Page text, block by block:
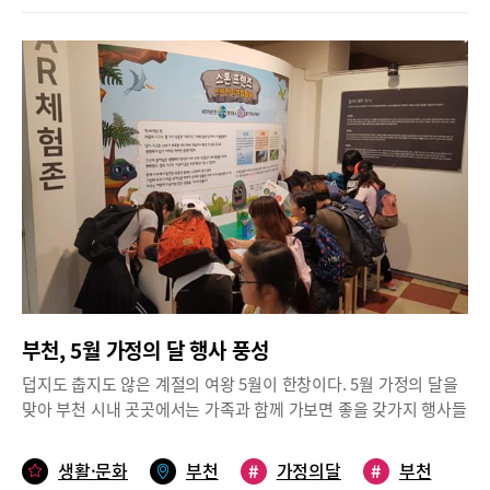
박물관 등 제주의 대표적인 관광지 코스로 이루어진 ‘제주시티투어
1일권’ 2매가 제공된다. 이와 함께 전통시장 먹거리 쇼핑, 제주 맛집
방문 시 사용할 수 있는 제주 지역 화폐 ‘탐나는전’ 1만원권 1매, 메
종 글래드 제주 로고의 메시백 1개, 그리고 프리미엄 뷔페 레스토랑
‘삼다정’ 조식 2인도 함께 제공된다.문의 064-747-5000위(WE)호
텔 제주: 부모님 힐링 여행 ‘디어 페런츠’ 패키지위(WE)호텔 제주
(제주 서귀포시)는 품격 있는 5성 호텔 서비스와 함께 WE병원의 헬
스 케어 서비스를 제공하는 프리미엄 헬스 리조트이다. 위(WE)호텔
제주(는 5월 31일까지 부모님을 위한 힐링 여행 ‘디어 페런츠(Dear.
Parents)’ 패키지를 선보인다. 이 패키지는 슈페리어룸 1박, 인터내
셔널 조식 뷔페 2인, 건강식 디너 2인, 카네이션 및 레터(예약 시 기
재), 적외선 체열검사를 2인에게 제공한다. 적외선 체열검사를 통해
통증이나 혈액순환 등 부모님의 신체 상태를 한눈에 알아볼 수 있
다. 아울러 사운드 테라피 <WE, Healing with you> 웰니스 프로그
램 4종 중 1종을 선택해 무료로 이용할 수 있으며, 소독 냄새가 나지
않는 천연암반수 수영장 및 야외 자쿠지, 야외 사우나 그리고 피트
5% 할인과 인원 추가비 1인 무료 혜택을 제공한다. 또한 13분 거리
질로 뜨거운 공감과 유쾌함을 안겨줄 연극 ‘아트’는 전 세대를 아우
르는 배우들의 색다른 케미로 특별한 웃음과 메시지를 전하는 블랙
코미디다. 시니어팀으로는 관록의 저력을 보여주는 이순재, 노주현,
백일섭이, 젊은 실력파 배우로는 김재범, 최영준, 박정복이 더블 캐
스팅 되어 신구 조합이 선보일 환상적인 케미를 선보인다. 공연시간
은 오후 2시, 6시이며 관람료는 전석 4만원.5월 14일 안양아트센터
에서는 트로트 스타 ‘빅3’ 공연이 개최된다. 어느 때보다 트로트 열
풍이 거센 지금. 트로트를 좋아하는 안양시민들에게 좋은 기회가 될
듯하다. 허스키하고 매력적인 보이스로 사랑받는 가수 진성의 ‘안동
역에서’ ‘보릿고개’ ‘태클을 걸지마’ 등을 들을 수 있다. 또한 명품 가
창력을 소유한 트로트계의 디바 김용임의 ‘사랑의 밧줄’, ‘사랑님’,
‘막걸리 한잔’ ‘땡벌’ ‘연하의 남자’ 등 인생역전 트로트계의 감칠맛
강진의 목소리를 직접 들을 수 있다. 이번 공연은 오후 1시, 5시, 2회
공연되며 관람료는 R석 13만2000원, S석 12만1000원, A석 9만
고 하고 있으며 발열 기침, 인후통 등 호흡기 증상이 있으면 입장이
제한된다.문의: 아트 (031-687-0555/0500), 빅3 (1644-3031)어린
강의와 사춘기 자녀와 부모의 자존감에 대한 강의가 마련됐다. 5월
21일에는 ‘훔쳐보고 싶은 일기 쓰는 법’이라는 주제로 일기를 써야
하는 이유와 일기를 편하게 쓰는 방법에 대한 강의가 펼쳐지며, 28
일에는 ‘사춘기 우리 아이, 자존감에서 답을 찾다’는 제목으로 사춘
기 자녀와 부모의 자존감을 키우는 방법에 대한 강의가 진행된다.
벌말도서관의 프로그램은 모두 온라인 줌으로 이뤄지며, 5월 2일
오전 10시부터 도서관 홈페이지에서 신청을 받는다.투자전략, 원예
테라피, 책나들이 꾸러미 등 이색적인 행사도 마련안양 석수도서관
에서는 봄을 즐길 수 있는 이색적인 프로그램을 기획해 눈길을 끈
다. 우선, 초등학생 1~4학년생들을 대상으로는 ‘그림책 원예테라
피’가 진행된다. 원예전문가를 초청해 나만의 정원 꾸미기 활동을
해보는 것으로 석수도서관 1층 문화교실에서 대면으로 진행된다.
두 반으로 나눠 각 반 8명씩 참여하게 되며, 재료비 1만 원이 있다.
신청은 5월 3일 오후 2시부터 도서관 홈페이지에서 선착순으로 받
는다.봄나들이 기분을 내기 위한 행사로 ‘가족과 함께하는 책나들이
꾸러미’도 준비돼 있다. 안양시 도서 대출회원에게 나들이세트 5개
가방, 캠핑의자, 테이블, 보드게임, 추천도서 3권 등이 구성되어 있
강렬한 매력으로 관객들을 사로잡는다. 여섯 토막으로 살해당한 여
자의 시신이 발견되고 용의자로 열여덟 살의 소년이 잡히는데, 그를
범인으로 만들어야 하는 두 형사가 있다. 이처럼 이 연극은 소년과
두 형사의 이야기다. 연극 ‘얼음’은 화려한 캐스팅 역시 관객들의 관
심을 끌기에 충분하다. 브라운관과 무대를 누비며 스펙트럼 넓은 연
기력을 입증해 온 배우 정웅인과 이철민. 무대를 가득 메우는 탄탄
한 연기력으로 사랑받는 배우 이창용, 신성민, 김선호 등이 출연한
다. 이 베테랑 배우들의 오차 없는 연기 합으로 이끌어가는 숨막히
는 90분 동안 관객들은 극에 몰입할 수 밖에 없다.일시_ 5월 14~16
일/ 금 (오후 4시, 8시), 토,일(오후 2시, 6시)장소_ 성남아트센터 앙
상블시어터 2021 마티네 콘서트 5월 공연 ‘베를리오즈의 자화
5월 공연이 배우 김석훈의 해설로 열린 예정이다. 5월 공연은 ‘베를
리오즈의 자화상’을 주제로 과천시립교향악단과 지휘자 최수열의
공연으로 열린다. 올해는 ‘프랑스로부터’라는 모티프로, 독창적이고
14세가 다스리는 베르사유 궁전의 오페라와 춤곡에서 시작해 낭만
호텔 중식 베테랑으로 다년간 세계적인 중식 요리경연대회에서 메
달을 차지하여 음식 맛은 이미 검증되었다. 일반적인 중국집에서는
보기 드문 다채로운 중식 코스요리와 일품 메뉴, 세트메뉴 등 다양
하게 준비되어 있다. 거기에 실내분위기는 룸 시설이 완비되어 있
고, 테이블 간격과 홀이 넓고 커서 사회적 거리두기에 적합해 보인
다.홍푸 박규희 대표는 “다채로운 코스요리와 가족손님을 위한 가
족특선세트 등을 정성껏 준비하였으니, 믿고 찾아주시는 손님들에
게 만족할 만한 중국요리와 식사를 대접하겠다.”고 했다.위치 경기
안산시 단원구 광덕2로 164-12
부천, 5월 가정의 달 행사 풍성
덥지도 춥지도 않은 계절의 여왕 5월이 한창이다. 5월 가정의 달을
맞아 부천 시내 곳곳에서는 가족과 함께 가보면 좋을 갖가지 행사들
시간을 위한 곳으로 떠나본다.인생사진 찍고 가상현실체험까지수
석박물관이 이달부터 AR(증강현실)과 VR(가상현실) 등을 더한 체
생활·문화 부천 # 가정의달 # 부천